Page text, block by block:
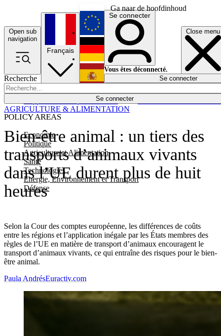
Ga naar de hoofdinhoud
Open sub
navigation
Close menu
Recherche
Se connecter
POLICY AREAS
Economie
Politique
Agriculture et Alimentation
Santé
Technologies
Energie, Environnement et Transport
Défense
Économie
Français
English
Deutsch
Español
Se connecter
Vous êtes déconnecté.
Se connecter
Bien-être animal : un tiers des
transports d’animaux vivants
dans l’UE durent plus de huit
heures
Selon la Cour des comptes européenne, les différences de coûts
entre les régions et l’application inégale par les États membres des
règles de l’UE en matière de transport d’animaux encouragent le
transport d’animaux vivants, ce qui entraîne des risques pour le bien-
être animal.
AGRICULTURE & ALIMENTATION
Paula AndrésEuractiv.com